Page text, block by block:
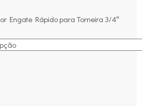
Engate Rápido para Torneira 3/4″